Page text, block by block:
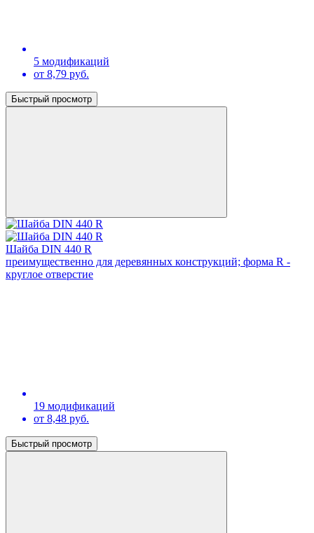
5 модификаций
от 8,79 руб.
Быстрый просмотр
Шайба DIN 440 R
преимущественно для деревянных конструкций; форма R -
круглое отверстие
19 модификаций
от 8,48 руб.
Быстрый просмотр